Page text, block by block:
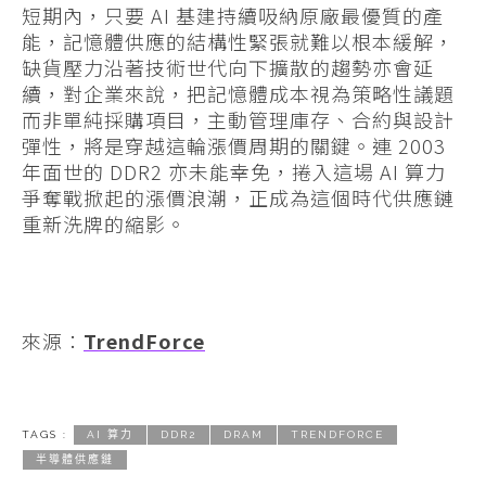
短期內，只要 AI 基建持續吸納原廠最優質的產
能，記憶體供應的結構性緊張就難以根本緩解，
缺貨壓力沿著技術世代向下擴散的趨勢亦會延
續，對企業來說，把記憶體成本視為策略性議題
而非單純採購項目，主動管理庫存、合約與設計
彈性，將是穿越這輪漲價周期的關鍵。連 2003
年面世的 DDR2 亦未能幸免，捲入這場 AI 算力
爭奪戰掀起的漲價浪潮，正成為這個時代供應鏈
重新洗牌的縮影。
來源： TrendForce
TAGS : AI 算力 DDR2 DRAM TRENDFORCE
半導體供應鏈